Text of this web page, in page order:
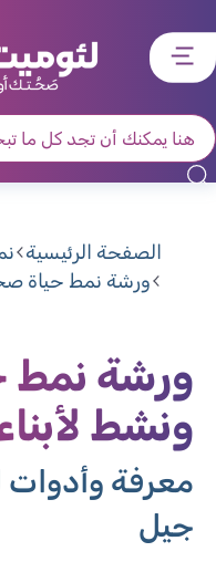
דלג
לתפריט
דלג
לרכיב
דלג
לתוכן
דלג
לאזור
תחתון
الصفحة الرئيسية
ورشة نمط حياة
ورشة
ونشط لأبناء
معرفة
جيل